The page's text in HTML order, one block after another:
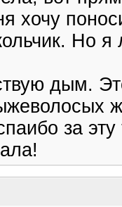
хочу
Но я
дым.
за